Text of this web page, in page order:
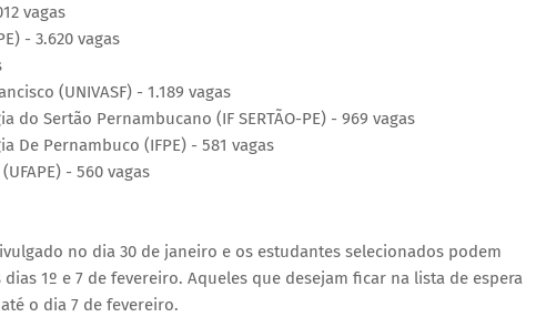
vagas
- 3.620 vagas
(UNIVASF) - 1.189 vagas
do Sertão Pernambucano (IF SERTÃO-PE) - 969 vagas
De Pernambuco (IFPE) - 581 vagas
- 560 vagas
no dia 30 de janeiro e os estudantes selecionados podem
1º e 7 de fevereiro. Aqueles que desejam ficar na lista de espera
o dia 7 de fevereiro.